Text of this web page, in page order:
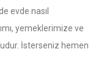
evde nasıl
yemeklerimize ve
İsterseniz hemen